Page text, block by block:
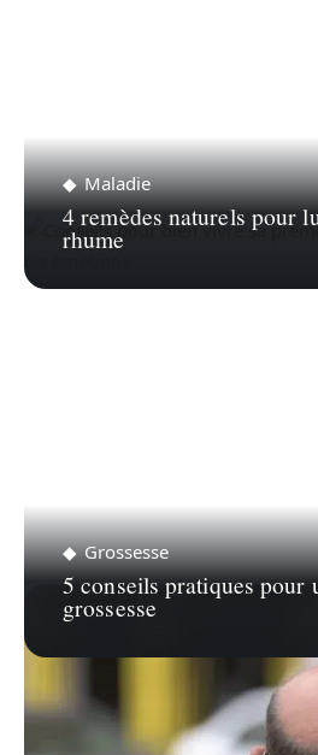
Maladie
4 remèdes naturels pour
rhume
Grossesse
5 conseils pratiques pour
grossesse